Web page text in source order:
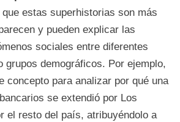
que estas superhistorias son más
y pueden explicar las
sociales entre diferentes
grupos demográficos. Por ejemplo,
concepto para analizar por qué una
se extendió por Los
el resto del país, atribuyéndolo a